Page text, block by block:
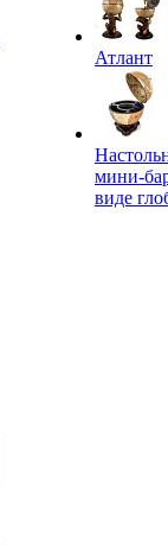
Атлант
мини-
виде